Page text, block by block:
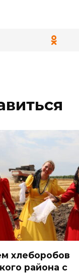
хлеборобов
района с